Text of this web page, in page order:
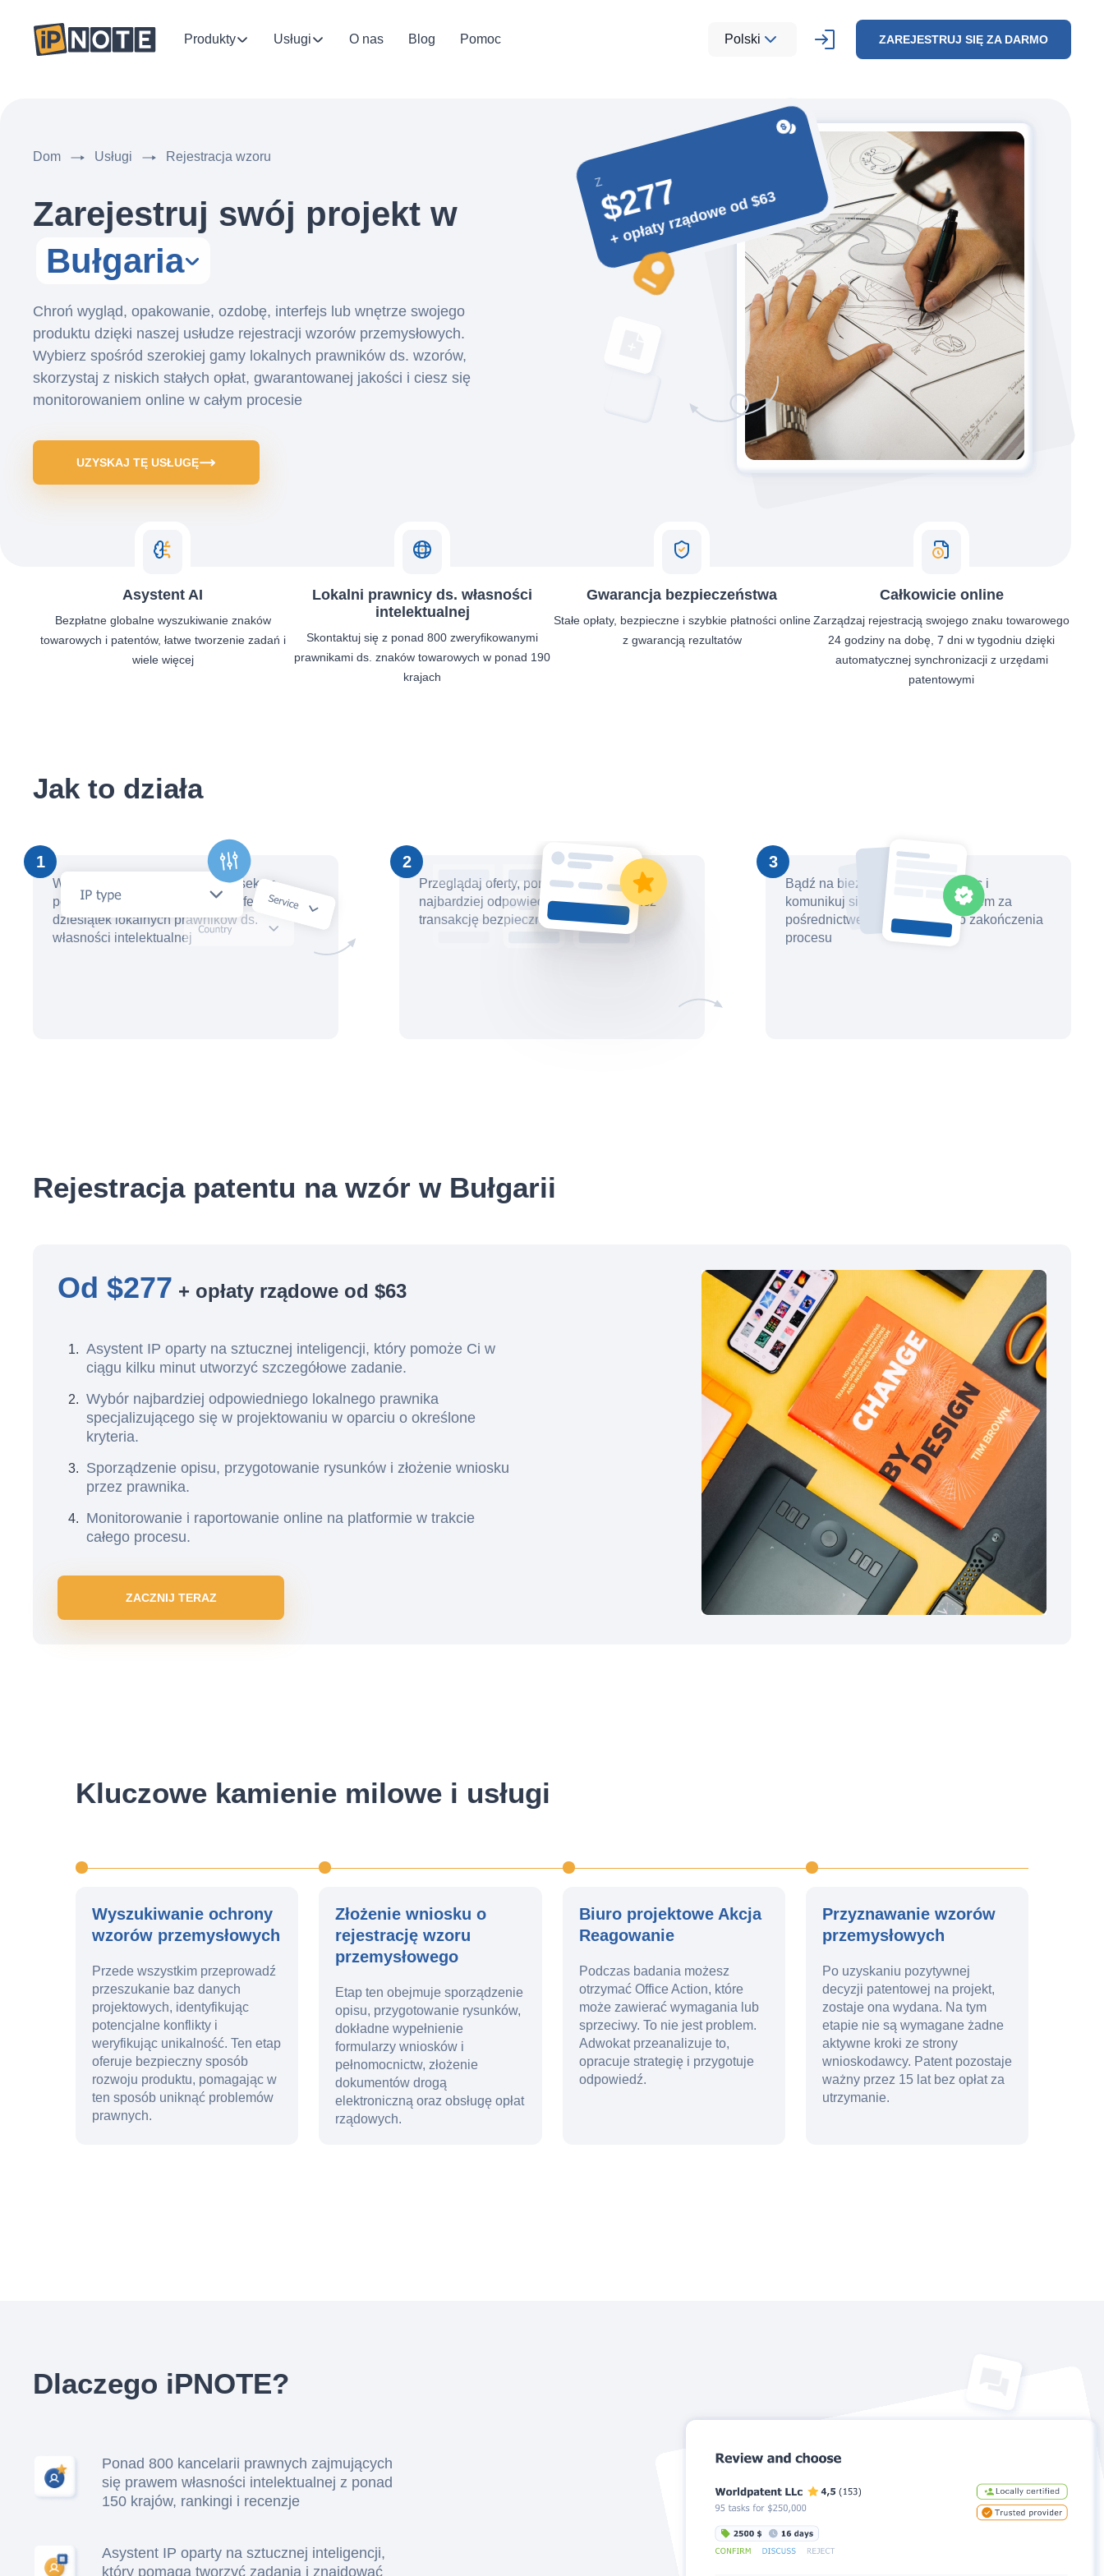
Produkty Usługi O nas Blog Pomoc Polski ZAREJESTRUJ SIĘ ZA DARMO
Dom Usługi Rejestracja wzoru
Zarejestruj swój projekt w
Bułgaria
Chroń wygląd, opakowanie, ozdobę, interfejs lub wnętrze swojego
produktu dzięki naszej usłudze rejestracji wzorów przemysłowych.
Wybierz spośród szerokiej gamy lokalnych prawników ds. wzorów,
skorzystaj z niskich stałych opłat, gwarantowanej jakości i ciesz się
monitorowaniem online w całym procesie
UZYSKAJ TĘ USŁUGĘ
Z$277
+ opłaty rządowe od $63
Asystent AI
Bezpłatne globalne wyszukiwanie znaków
towarowych i patentów, łatwe tworzenie zadań i
wiele więcej
Lokalni prawnicy ds. własności
intelektualnej
Skontaktuj się z ponad 800 zweryfikowanymi
prawnikami ds. znaków towarowych w ponad 190
krajach
Gwarancja bezpieczeństwa
Stałe opłaty, bezpieczne i szybkie płatności online
z gwarancją rezultatów
Całkowicie online
Zarządzaj rejestracją swojego znaku towarowego
24 godziny na dobę, 7 dni w tygodniu dzięki
automatycznej synchronizacji z urzędami
patentowymi
Jak to działa
1
W ciągu kilku minut utwórz wniosek za
pomocą asystenta AI i otrzymaj oferty od
dziesiątek lokalnych prawników ds.
własności intelektualnej
2
Przeglądaj oferty, porównuj je i wybierz
najbardziej odpowiednią opcję. Dokończ
transakcję bezpiecznie
3
Bądź na bieżąco z postępem prac i
komunikuj się ze swoim prawnikiem za
pośrednictwem platformy aż do zakończenia
procesu
Rejestracja patentu na wzór w Bułgarii
Od $277 + opłaty rządowe od $63
Asystent IP oparty na sztucznej inteligencji, który pomoże Ci w
ciągu kilku minut utworzyć szczegółowe zadanie.
Wybór najbardziej odpowiedniego lokalnego prawnika
specjalizującego się w projektowaniu w oparciu o określone
kryteria.
Sporządzenie opisu, przygotowanie rysunków i złożenie wniosku
przez prawnika.
Monitorowanie i raportowanie online na platformie w trakcie
całego procesu.
ZACZNIJ TERAZ
Kluczowe kamienie milowe i usługi
Wyszukiwanie ochrony
wzorów przemysłowych
Przede wszystkim przeprowadź
przeszukanie baz danych
projektowych, identyfikując
potencjalne konflikty i
weryfikując unikalność. Ten etap
oferuje bezpieczny sposób
rozwoju produktu, pomagając w
ten sposób uniknąć problemów
prawnych.
Złożenie wniosku o
rejestrację wzoru
przemysłowego
Etap ten obejmuje sporządzenie
opisu, przygotowanie rysunków,
dokładne wypełnienie
formularzy wniosków i
pełnomocnictw, złożenie
dokumentów drogą
elektroniczną oraz obsługę opłat
rządowych.
Biuro projektowe Akcja
Reagowanie
Podczas badania możesz
otrzymać Office Action, które
może zawierać wymagania lub
sprzeciwy. To nie jest problem.
Adwokat przeanalizuje to,
opracuje strategię i przygotuje
odpowiedź.
Przyznawanie wzorów
przemysłowych
Po uzyskaniu pozytywnej
decyzji patentowej na projekt,
zostaje ona wydana. Na tym
etapie nie są wymagane żadne
aktywne kroki ze strony
wnioskodawcy. Patent pozostaje
ważny przez 15 lat bez opłat za
utrzymanie.
Dlaczego iPNOTE?
Ponad 800 kancelarii prawnych zajmujących
się prawem własności intelektualnej z ponad
150 krajów, rankingi i recenzje
Asystent IP oparty na sztucznej inteligencji,
który pomaga tworzyć zadania i znajdować